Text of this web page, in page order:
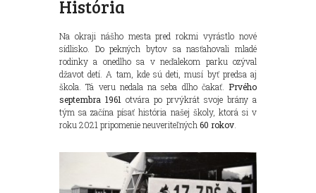
História
Na okraji nášho mesta pred rokmi vyrástlo nové
sídlisko. Do pekných bytov sa nasťahovali mladé
rodinky a onedlho sa v neďalekom parku ozýval
džavot detí. A tam, kde sú deti, musí byť predsa aj
škola. Tá veru nedala na seba dlho čakať. Prvého
septembra 1961 otvára po prvýkrát svoje brány a
tým sa začína písať história našej školy, ktorá si v
roku 2021 pripomenie neuveriteľných 60 rokov